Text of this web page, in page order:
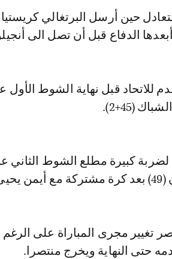
حين أرسل البرتغالي
الدفاع قبل أن تصل الى أنجيلو
للاتحاد قبل نهاية الشوط
(45+2).
لضربة كبيرة مطلع الشوط الثاني
تغيير مجرى المباراة على
حتى النهاية ويخرج منتصرا.